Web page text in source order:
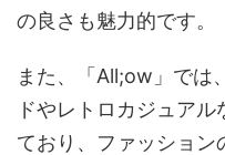
の良さも魅力的です。
また、「All;ow」では
ドやレトロカジュア
ており、ファッション